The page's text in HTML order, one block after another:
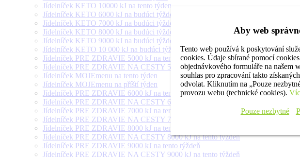
Aby web
Tento web používá k poskytování
cookies. Údaje sbírané pomocí
objednávkového formuláře na našem
souhlas pro zpracování takto
odvolat. Kliknutím na „Pouze
provozu webu (technické cookies).
Pouze nezbytné
Jídelníček KETO 10000 kJ na tento týden
Jídelníček KETO 6000 kJ na budúci týždeň
Jídelníček KETO 7000 kJ na budúci týždeň
Jídelníček KETO 8000 kJ na budúci týždeň
Jídelníček KETO 9000 kJ na budúci týždeň
Jídelníček KETO 10 000 kJ na budúci týždeň
Jídelníček PRE ZDRAVIE 5000 kJ na tento týždeň
Jídelníček PRE ZDRAVIE NA CESTY 5000 kJ na tento týždeň
Jídelníček MOJEmenu na tento týden
Jídelníček MOJEmenu na příští týden
Jídelníček PRE ZDRAVIE 6000 kJ na tento týždeň
Jídelníček PRE ZDRAVIE NA CESTY 6000 kJ na tento týždeň
Jídelníček PRE ZDRAVIE 7000 kJ na tento týždeň
Jídelníček PRE ZDRAVIE NA CESTY 7000 kJ na tento týždeň
Jídelníček PRE ZDRAVIE 8000 kJ na tento týždeň
Jídelníček PRE ZDRAVIE NA CESTY 8000 kJ na tento týždeň
Jídelníček PRE ZDRAVIE 9000 kJ na tento týždeň
Jídelníček PRE ZDRAVIE NA CESTY 9000 kJ na tento týždeň